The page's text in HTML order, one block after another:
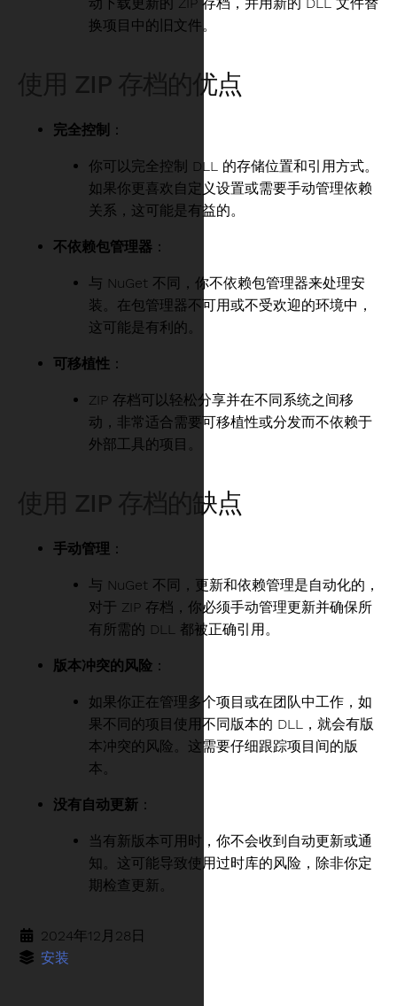
换项目中的旧文件。
使用 ZIP 存档的优点
完全控制 ：
你可以完全控制 DLL 的存储位置和引用方式。
如果你更喜欢自定义设置或需要手动管理依赖
关系，这可能是有益的。
不依赖包管理器 ：
与 NuGet 不同，你不依赖包管理器来处理安
装。在包管理器不可用或不受欢迎的环境中，
这可能是有利的。
可移植性 ：
ZIP 存档可以轻松分享并在不同系统之间移
动，非常适合需要可移植性或分发而不依赖于
外部工具的项目。
使用 ZIP 存档的缺点
手动管理 ：
与 NuGet 不同，更新和依赖管理是自动化的，
对于 ZIP 存档，你必须手动管理更新并确保所
有所需的 DLL 都被正确引用。
版本冲突的风险 ：
如果你正在管理多个项目或在团队中工作，如
果不同的项目使用不同版本的 DLL，就会有版
本冲突的风险。这需要仔细跟踪项目间的版
本。
没有自动更新 ：
当有新版本可用时，你不会收到自动更新或通
知。这可能导致使用过时库的风险，除非你定
期检查更新。
2024年12月28日
安装